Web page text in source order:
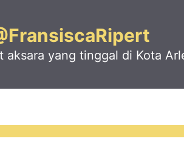
aksara yang tinggal di Kota